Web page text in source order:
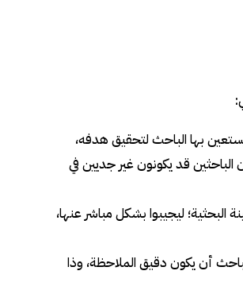
بها الباحث لتحقيق هدفه،
الباحثين قد يكونون غير جديين في
ليجيبوا بشكل مباشر عنها،
أن يكون دقيق الملاحظة، وذا